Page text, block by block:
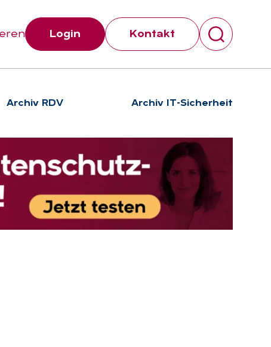
Suchen
Login Kontakt
Archiv RDV Archiv IT-Sicherheit